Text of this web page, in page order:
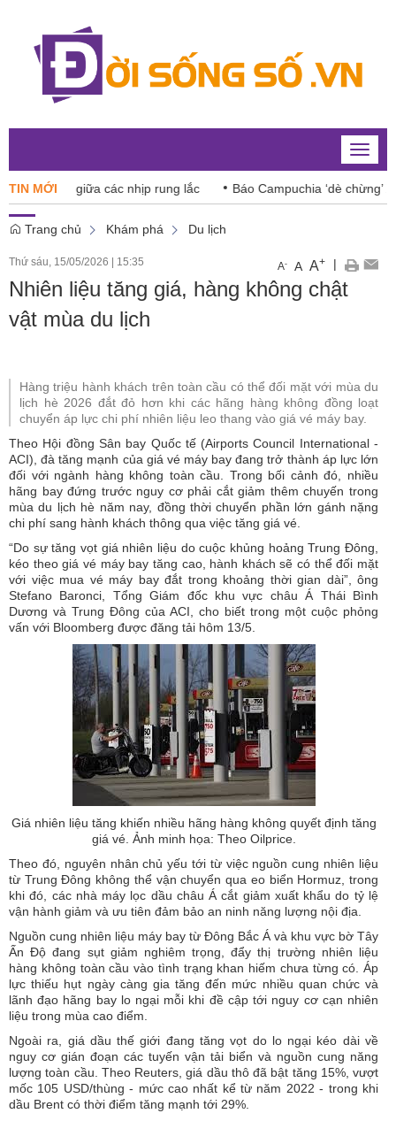
Toggle
TIN MỚI
tăng giữa các nhịp rung lắc Báo Campuchia ‘dè chừng’ Xuân
Trang chủ Khám phá Du lịch
Thứ sáu, 15/05/2026 15:35 A- A A+ |
Nhiên liệu tăng giá, hàng không chật
vật mùa du lịch
Hàng triệu hành khách trên toàn cầu có thể đối mặt với mùa du
lịch hè 2026 đắt đỏ hơn khi các hãng hàng không đồng loạt
chuyển áp lực chi phí nhiên liệu leo thang vào giá vé máy bay.
Theo Hội đồng Sân bay Quốc tế (Airports Council International -
ACI), đà tăng mạnh của giá vé máy bay đang trở thành áp lực lớn
đối với ngành hàng không toàn cầu. Trong bối cảnh đó, nhiều
hãng bay đứng trước nguy cơ phải cắt giảm thêm chuyến trong
mùa du lịch hè năm nay, đồng thời chuyển phần lớn gánh nặng
chi phí sang hành khách thông qua việc tăng giá vé.
“Do sự tăng vọt giá nhiên liệu do cuộc khủng hoảng Trung Đông,
kéo theo giá vé máy bay tăng cao, hành khách sẽ có thể đối mặt
với việc mua vé máy bay đắt trong khoảng thời gian dài”, ông
Stefano Baronci, Tổng Giám đốc khu vực châu Á Thái Bình
Dương và Trung Đông của ACI, cho biết trong một cuộc phỏng
vấn với Bloomberg được đăng tải hôm 13/5.
Giá nhiên liệu tăng khiến nhiều hãng hàng không quyết định tăng
giá vé. Ảnh minh họa: Theo Oilprice.
Theo đó, nguyên nhân chủ yếu tới từ việc nguồn cung nhiên liệu
từ Trung Đông không thể vận chuyển qua eo biển Hormuz, trong
khi đó, các nhà máy lọc dầu châu Á cắt giảm xuất khẩu do tỷ lệ
vận hành giảm và ưu tiên đảm bảo an ninh năng lượng nội địa.
Nguồn cung nhiên liệu máy bay từ Đông Bắc Á và khu vực bờ Tây
Ấn Độ đang sụt giảm nghiêm trọng, đẩy thị trường nhiên liệu
hàng không toàn cầu vào tình trạng khan hiếm chưa từng có. Áp
lực thiếu hụt ngày càng gia tăng đến mức nhiều quan chức và
lãnh đạo hãng bay lo ngại mỗi khi đề cập tới nguy cơ cạn nhiên
liệu trong mùa cao điểm.
Ngoài ra, giá dầu thế giới đang tăng vọt do lo ngại kéo dài về
nguy cơ gián đoạn các tuyến vận tải biển và nguồn cung năng
lượng toàn cầu. Theo Reuters, giá dầu thô đã bật tăng 15%, vượt
mốc 105 USD/thùng - mức cao nhất kể từ năm 2022 - trong khi
dầu Brent có thời điểm tăng mạnh tới 29%.